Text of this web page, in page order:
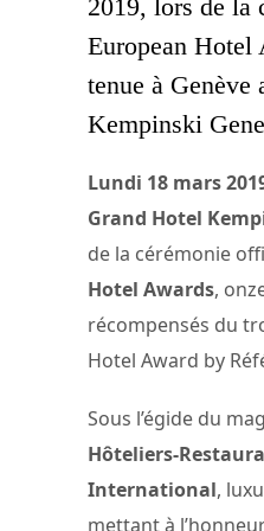
2019, lors de la
European Hotel
tenue à Genève
Kempinski
Lundi 18 mars
Grand Hotel
de la cérémonie
Hotel Awards,
récompensés du
Hotel Award by
Sous l’égide du
Hôteliers-
International,
mettant à